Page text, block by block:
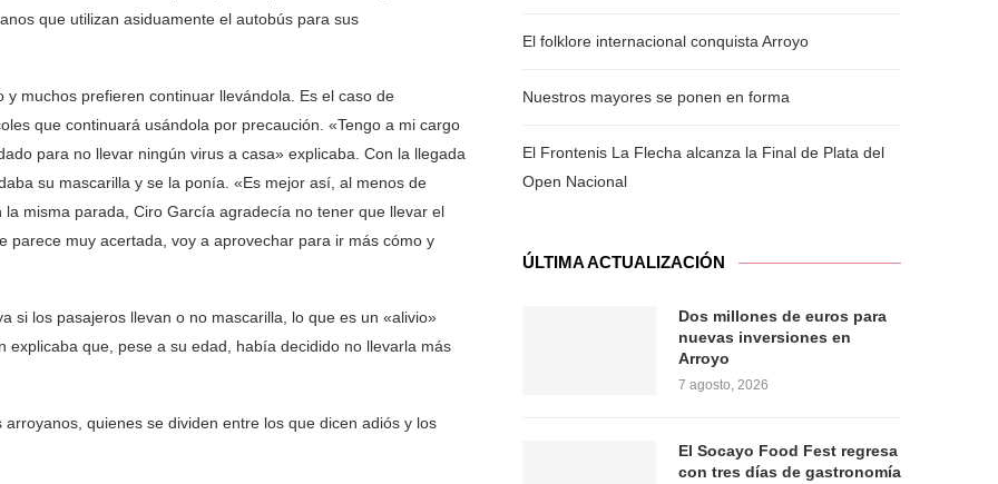
que utilizan asiduamente el autobús para sus
muchos prefieren continuar llevándola. Es el caso de
que continuará usándola por precaución. «Tengo a mi cargo
para no llevar ningún virus a casa» explicaba. Con la llegada
su mascarilla y se la ponía. «Es mejor así, al menos de
misma parada, Ciro García agradecía no tener que llevar el
parece muy acertada, voy a aprovechar para ir más cómo y
si los pasajeros llevan o no mascarilla, lo que es un «alivio»
explicaba que, pese a su edad, había decidido no llevarla más
quienes se dividen entre los que dicen adiós y los
El folklore internacional conquista Arroyo
Nuestros mayores se ponen en forma
El Frontenis La Flecha alcanza la Final de Plata del
Open Nacional
ÚLTIMA ACTUALIZACIÓN
Dos millones de euros para
nuevas inversiones en
Arroyo
7 agosto, 2026
El Socayo Food Fest regresa
con tres días de gastronomía